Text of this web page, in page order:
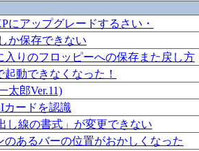
にアップグレードするさい・
か保存できない
りのフロッピーへの保存また戻し方
起動できなくなった！
太郎Ver.11)
カードを認識
し線の書式」が変更できない
のあるバーの位置がおかしくなった